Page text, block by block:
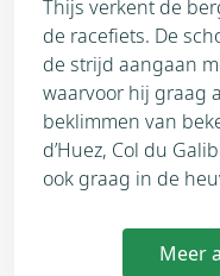
Thijs verkent de
de racefiets. De
de strijd aangaan
waarvoor hij graag
beklimmen van
d’Huez, Col du
ook graag in de
Meer